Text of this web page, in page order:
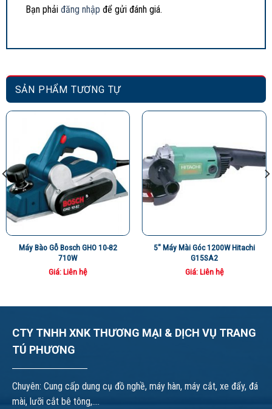
Bạn phải đăng nhập để gửi đánh giá.
SẢN PHẨM TƯƠNG TỰ
Máy Bào Gỗ Bosch GHO 10-82
710W
Giá: Liên hệ
5″ Máy Mài Góc 1200W Hitachi
G15SA2
Giá: Liên hệ
CTY TNHH XNK THƯƠNG MẠI & DỊCH VỤ TRANG
TÚ PHƯƠNG
Chuyên: Cung cấp dung cụ đồ nghề, máy hàn, máy cắt, xe đẩy, đá
mài, lưỡi cắt bê tông,....